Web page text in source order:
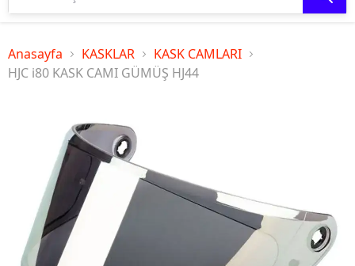
Anasayfa KASKLAR
KASK CAMLARI
HJC i80 KASK CAMI GÜMÜŞ HJ44